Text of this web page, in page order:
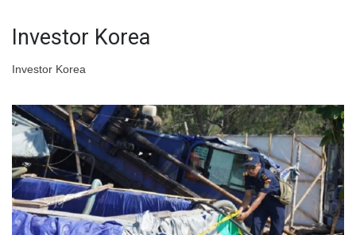
Investor Korea
Investor Korea